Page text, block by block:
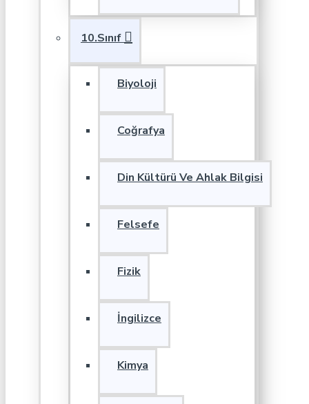
10.Sınıf
Biyoloji
Coğrafya
Din Kültürü Ve Ahlak Bilgisi
Felsefe
Fizik
İngilizce
Kimya